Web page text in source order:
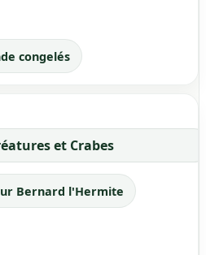
congelés
et Crabes
Bernard l'Hermite